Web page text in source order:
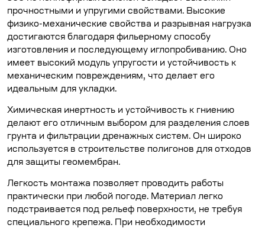
прочностными и упругими свойствами. Высокие
физико-механические свойства и разрывная нагрузка
достигаются благодаря фильерному способу
изготовления и последующему иглопробиванию. Оно
имеет высокий модуль упругости и устойчивость к
механическим повреждениям, что делает его
идеальным для укладки.
Химическая инертность и устойчивость к гниению
делают его отличным выбором для разделения слоев
грунта и фильтрации дренажных систем. Он широко
используется в строительстве полигонов для отходов
для защиты геомембран.
Легкость монтажа позволяет проводить работы
практически при любой погоде. Материал легко
подстраивается под рельеф поверхности, не требуя
специального крепежа. При необходимости